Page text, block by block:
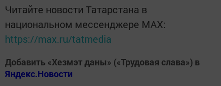
Читайте новости Татарстана в
национальном мессенджере MАХ:
https://max.ru/tatmedia
Добавить «Хезмэт даны» («Трудовая слава») в
Яндекс.Новости